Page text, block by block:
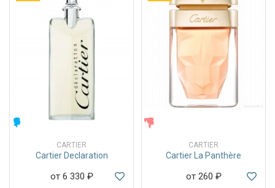
МУЖСКИЕ
CARTIER
Cartier Declaration
от 6 330 ₽
CARTIER
Cartier La Panthère
от 260 ₽